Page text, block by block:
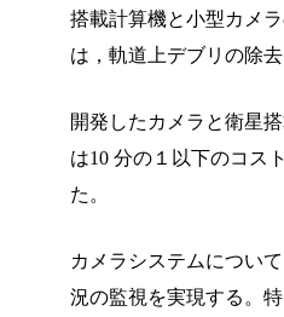
搭載計算機と小型カメ
は，軌道上デブリの除
開発したカメラと衛星
は10 分の１以下のコス
た。
カメラシステムについ
況の監視を実現する。